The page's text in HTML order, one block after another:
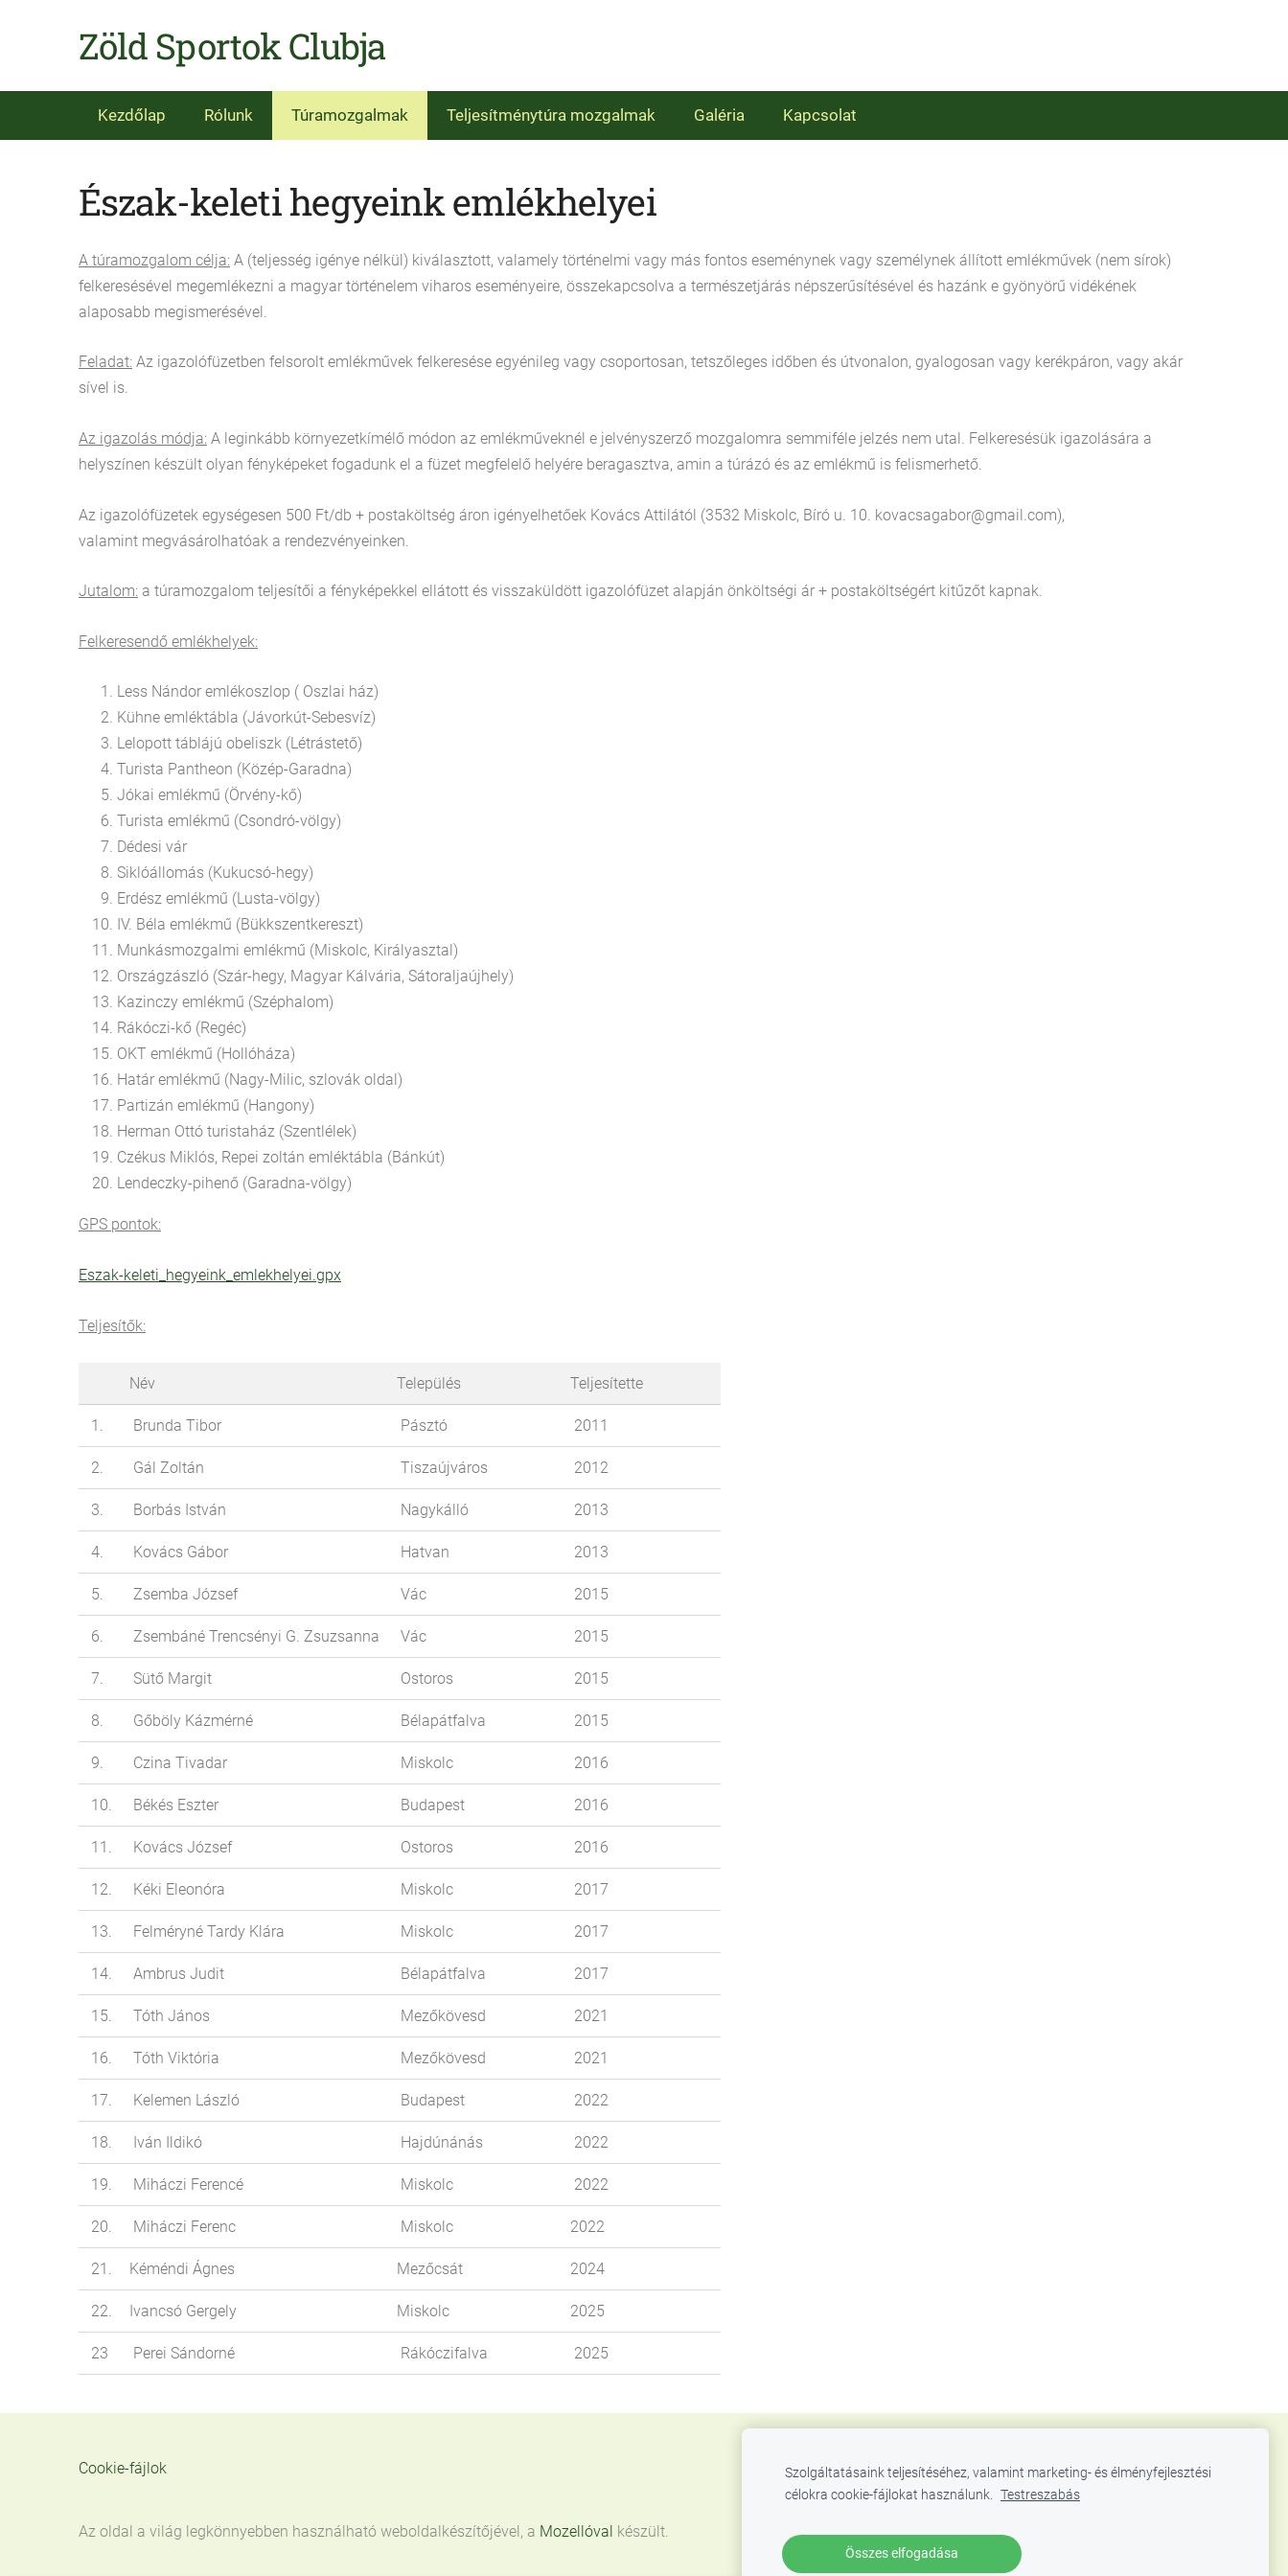
Zöld Sportok Clubja
Kezdőlap Rólunk Túramozgalmak Teljesítménytúra mozgalmak Galéria Kapcsolat
Észak-keleti hegyeink emlékhelyei
A túramozgalom célja: A (teljesség igénye nélkül) kiválasztott, valamely történelmi vagy más fontos eseménynek vagy személynek állított emlékművek (nem sírok)
felkeresésével megemlékezni a magyar történelem viharos eseményeire, összekapcsolva a természetjárás népszerűsítésével és hazánk e gyönyörű vidékének
alaposabb megismerésével.
Feladat: Az igazolófüzetben felsorolt emlékművek felkeresése egyénileg vagy csoportosan, tetszőleges időben és útvonalon, gyalogosan vagy kerékpáron, vagy akár
sível is.
Az igazolás módja: A leginkább környezetkímélő módon az emlékműveknél e jelvényszerző mozgalomra semmiféle jelzés nem utal. Felkeresésük igazolására a
helyszínen készült olyan fényképeket fogadunk el a füzet megfelelő helyére beragasztva, amin a túrázó és az emlékmű is felismerhető.
Az igazolófüzetek egységesen 500 Ft/db + postaköltség áron igényelhetőek Kovács Attilától (3532 Miskolc, Bíró u. 10. kovacsagabor@gmail.com),
valamint megvásárolhatóak a rendezvényeinken.
Jutalom: a túramozgalom teljesítői a fényképekkel ellátott és visszaküldött igazolófüzet alapján önköltségi ár + postaköltségért kitűzőt kapnak.
Felkeresendő emlékhelyek:
Less Nándor emlékoszlop ( Oszlai ház)
Kühne emléktábla (Jávorkút-Sebesvíz)
Lelopott táblájú obeliszk (Létrástető)
Turista Pantheon (Közép-Garadna)
Jókai emlékmű (Örvény-kő)
Turista emlékmű (Csondró-völgy)
Dédesi vár
Siklóállomás (Kukucsó-hegy)
Erdész emlékmű (Lusta-völgy)
IV. Béla emlékmű (Bükkszentkereszt)
Munkásmozgalmi emlékmű (Miskolc, Királyasztal)
Országzászló (Szár-hegy, Magyar Kálvária, Sátoraljaújhely)
Kazinczy emlékmű (Széphalom)
Rákóczi-kő (Regéc)
OKT emlékmű (Hollóháza)
Határ emlékmű (Nagy-Milic, szlovák oldal)
Partizán emlékmű (Hangony)
Herman Ottó turistaház (Szentlélek)
Czékus Miklós, Repei zoltán emléktábla (Bánkút)
Lendeczky-pihenő (Garadna-völgy)
GPS pontok:
Eszak-keleti_hegyeink_emlekhelyei.gpx
Teljesítők:
Név Település Teljesítette
1. Brunda Tibor Pásztó 2011
2. Gál Zoltán Tiszaújváros 2012
3. Borbás István Nagykálló 2013
4. Kovács Gábor Hatvan 2013
5. Zsemba József Vác 2015
6. Zsembáné Trencsényi G. Zsuzsanna Vác 2015
7. Sütő Margit Ostoros 2015
8. Gőböly Kázmérné Bélapátfalva 2015
9. Czina Tivadar Miskolc 2016
10. Békés Eszter Budapest 2016
11. Kovács József Ostoros 2016
12. Kéki Eleonóra Miskolc 2017
13. Felméryné Tardy Klára Miskolc 2017
14. Ambrus Judit Bélapátfalva 2017
15. Tóth János Mezőkövesd 2021
16. Tóth Viktória Mezőkövesd 2021
17. Kelemen László Budapest 2022
18. Iván Ildikó Hajdúnánás 2022
19. Miháczi Ferencé Miskolc 2022
20. Miháczi Ferenc Miskolc 2022
21. Kéméndi Ágnes Mezőcsát 2024
22. Ivancsó Gergely Miskolc 2025
23 Perei Sándorné Rákóczifalva 2025
Cookie-fájlok
Az oldal a világ legkönnyebben használható weboldalkészítőjével, a Mozellóval készült.
Szolgáltatásaink teljesítéséhez, valamint marketing- és élményfejlesztési
célokra cookie-fájlokat használunk. Testreszabás
Összes elfogadása